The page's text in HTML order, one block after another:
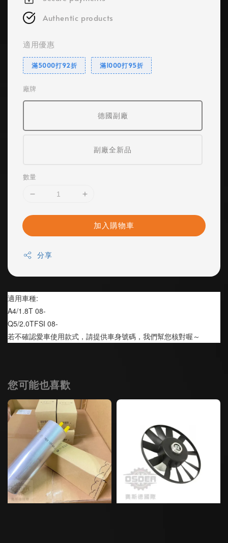
Authentic products
適用優惠
滿5000打92折 滿1000打95折
廠牌
德國副廠
副廠全新品
數量
加入購物車
分享
適用車種:
A4/1.8T 08-
Q5/2.0TFSI 08-
若不確認愛車使用款式，請提供車身號碼，我們幫您核對喔～
您可能也喜歡